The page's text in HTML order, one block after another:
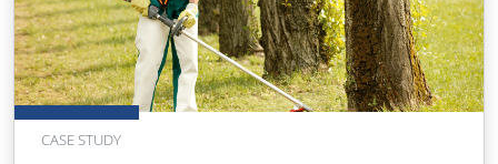
CASE STUDY